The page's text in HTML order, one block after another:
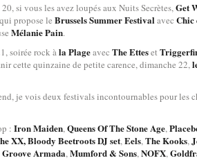
si vous les avez loupés aux Nuits Secrètes,Get
qui propose le Brussels Summer Festivalavec Chic
Mélanie Pain.
soirée rock àla Plageavec The Etteset
cette quinzaine de petite carence, dimanche 22,
je vois deux festivals incontournables pour les
: Iron Maiden,Queens Of The Stone Age,
XX,Bloody Beetroots DJ set,Eels,The Kooks,
Groove Armada,Mumford & Sons,NOFX,